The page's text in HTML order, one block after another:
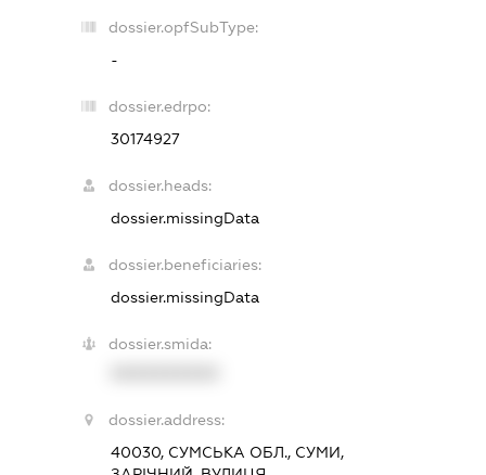
dossier.opfSubType:
-
dossier.edrpo:
30174927
dossier.heads:
dossier.missingData
dossier.beneficiaries:
dossier.missingData
dossier.smida:
dossier.address:
40030, СУМСЬКА ОБЛ., СУМИ,